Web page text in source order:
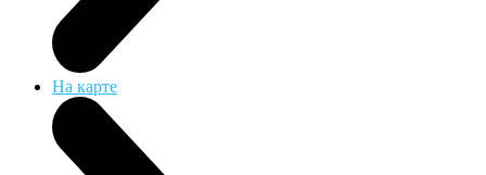
На карте